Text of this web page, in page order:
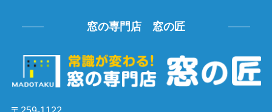
窓の専門店 窓の匠